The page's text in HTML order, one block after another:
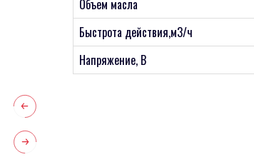
Объем масла
Быстрота действия,м3/ч
Напряжение, В